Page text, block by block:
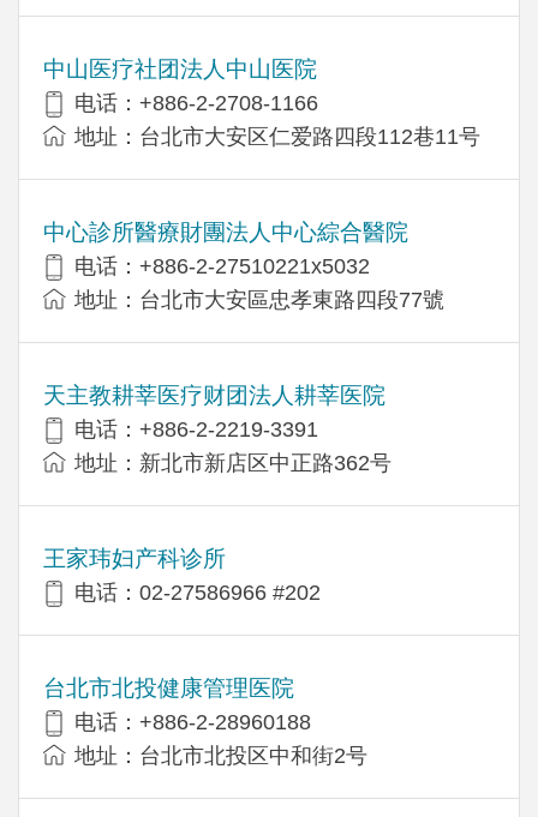
中山医疗社团法人中山医院
电话：+886-2-2708-1166
地址：台北市大安区仁爱路四段112巷11号
中心診所醫療財團法人中心綜合醫院
电话：+886-2-27510221x5032
地址：台北市大安區忠孝東路四段77號
天主教耕莘医疗财团法人耕莘医院
电话：+886-2-2219-3391
地址：新北市新店区中正路362号
王家玮妇产科诊所
电话：02-27586966 #202
台北市北投健康管理医院
电话：+886-2-28960188
地址：台北市北投区中和街2号